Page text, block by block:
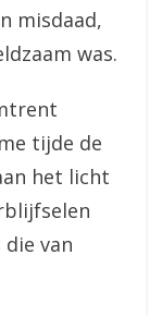
misdaad,
was.
tijde de
het licht
van